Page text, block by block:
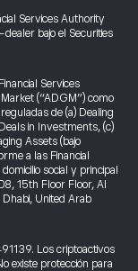
Services Authority
bajo el Securities
Services
(“ADGM”) como
de (a) Dealing
in Investments, (c)
Assets (bajo
a las Financial
social y principal
15th Floor Floor, Al
United Arab
Los criptoactivos
existe protección para